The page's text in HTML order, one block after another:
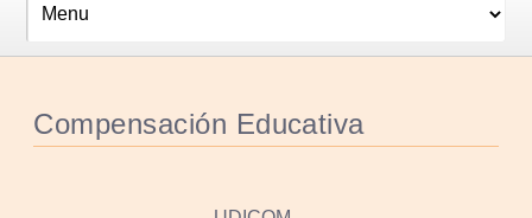
Compensación Educativa